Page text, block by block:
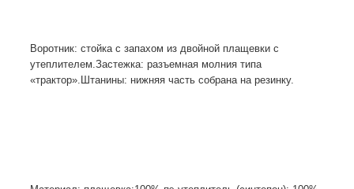
Воротник: стойка с запахом из двойной плащевки с
утеплителем. Застежка: разъемная молния типа
«трактор». Штанины: нижняя часть собрана на резинку.